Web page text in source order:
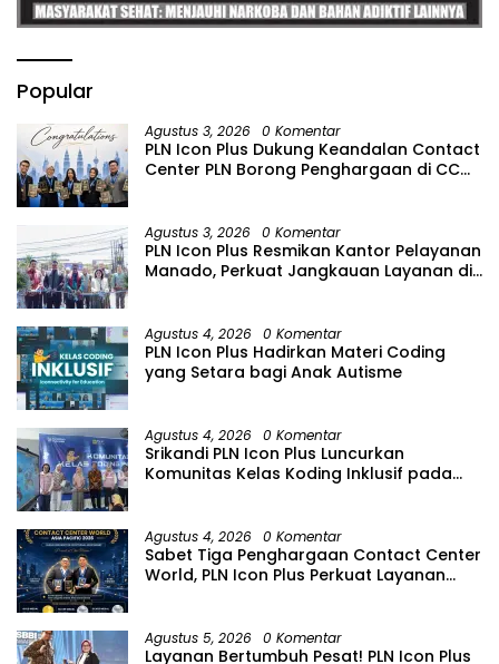
Popular
Agustus 3, 2026 0 Komentar
PLN Icon Plus Dukung Keandalan Contact
Center PLN Borong Penghargaan di CCW
Agustus 3, 2026 0 Komentar
PLN Icon Plus Resmikan Kantor Pelayanan
Manado, Perkuat Jangkauan Layanan di
Agustus 4, 2026 0 Komentar
PLN Icon Plus Hadirkan Materi Coding
yang Setara bagi Anak Autisme
Agustus 4, 2026 0 Komentar
Srikandi PLN Icon Plus Luncurkan
Komunitas Kelas Koding Inklusif pada
Agustus 4, 2026 0 Komentar
Sabet Tiga Penghargaan Contact Center
World, PLN Icon Plus Perkuat Layanan
Agustus 5, 2026 0 Komentar
Layanan Bertumbuh Pesat! PLN Icon Plus